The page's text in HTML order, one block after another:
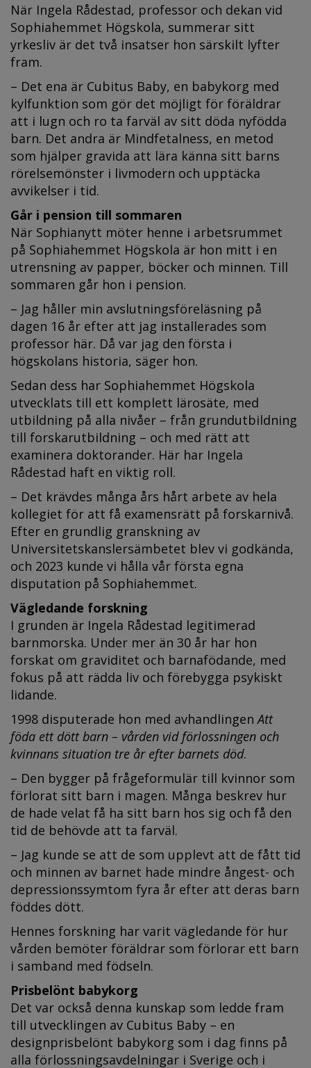
När Ingela Rådestad, professor och dekan vid
Sophiahemmet Högskola, summerar sitt
yrkesliv är det två insatser hon särskilt lyfter
fram.
– Det ena är Cubitus Baby, en babykorg med
kylfunktion som gör det möjligt för föräldrar
att i lugn och ro ta farväl av sitt döda nyfödda
barn. Det andra är Mindfetalness, en metod
som hjälper gravida att lära känna sitt barns
rörelsemönster i livmodern och upptäcka
avvikelser i tid.
Går i pension till sommaren
När Sophianytt möter henne i arbetsrummet
på Sophiahemmet Högskola är hon mitt i en
utrensning av papper, böcker och minnen. Till
sommaren går hon i pension.
– Jag håller min avslutningsföreläsning på
dagen 16 år efter att jag installerades som
professor här. Då var jag den första i
högskolans historia, säger hon.
Sedan dess har Sophiahemmet Högskola
utvecklats till ett komplett lärosäte, med
utbildning på alla nivåer – från grundutbildning
till forskarutbildning – och med rätt att
examinera doktorander. Här har Ingela
Rådestad haft en viktig roll.
– Det krävdes många års hårt arbete av hela
kollegiet för att få examensrätt på forskarnivå.
Efter en grundlig granskning av
Universitetskanslersämbetet blev vi godkända,
och 2023 kunde vi hålla vår första egna
disputation på Sophiahemmet.
Vägledande forskning
I grunden är Ingela Rådestad legitimerad
barnmorska. Under mer än 30 år har hon
forskat om graviditet och barnafödande, med
fokus på att rädda liv och förebygga psykiskt
lidande.
1998 disputerade hon med avhandlingenAtt
föda ett dött barn – vården vid förlossningen och
kvinnans situation tre år efter barnets död.
– Den bygger på frågeformulär till kvinnor som
förlorat sitt barn i magen. Många beskrev hur
de hade velat få ha sitt barn hos sig och få den
tid de behövde att ta farväl.
– Jag kunde se att de som upplevt att de fått tid
och minnen av barnet hade mindre ångest- och
depressionssymtom fyra år efter att deras barn
föddes dött.
Hennes forskning har varit vägledande för hur
vården bemöter föräldrar som förlorar ett barn
i samband med födseln.
Prisbelönt babykorg
Det var också denna kunskap som ledde fram
till utvecklingen av Cubitus Baby – en
designprisbelönt babykorg som i dag finns på
alla förlossningsavdelningar i Sverige och i